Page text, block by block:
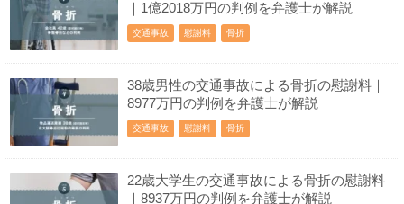
｜1億2018万円の判例を弁護士が解説
交通事故 慰謝料 骨折
38歳男性の交通事故による骨折の慰謝料｜
8977万円の判例を弁護士が解説
交通事故 慰謝料 骨折
22歳大学生の交通事故による骨折の慰謝料
｜8937万円の判例を弁護士が解説